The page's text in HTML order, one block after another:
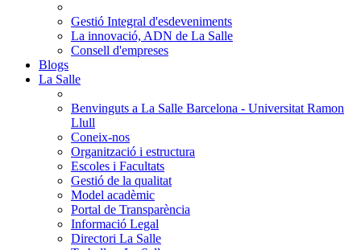
Gestió Integral d'esdeveniments
La innovació, ADN de La Salle
Consell d'empreses
Blogs
La Salle
Benvinguts a La Salle Barcelona - Universitat Ramon
Llull
Coneix-nos
Organització i estructura
Escoles i Facultats
Gestió de la qualitat
Model acadèmic
Portal de Transparència
Informació Legal
Directori La Salle